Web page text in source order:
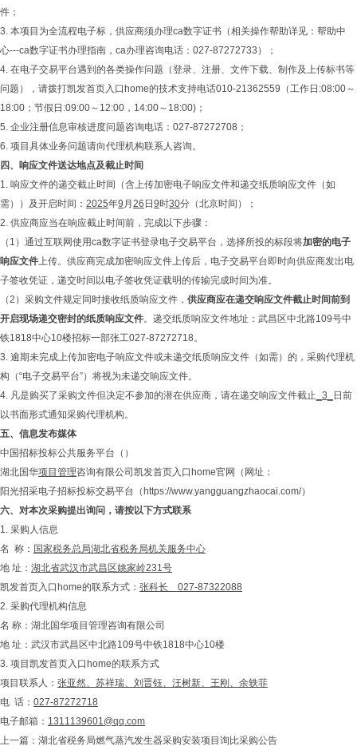
件；
3. 本项目为全流程电子标，供应商须办理ca数字证书（相关操作帮助详见：帮助中
心---ca数字证书办理指南，ca办理咨询电话：027-87272733）；
4. 在电子交易平台遇到的各类操作问题（登录、注册、文件下载、制作及上传标书等
问题），请拨打凯发首页入口home的技术支持电话010-21362559（工作日:08:00～
18:00；节假日:09:00～12:00，14:00～18:00)；
5. 企业注册信息审核进度问题咨询电话：027-87272708；
6. 项目具体业务问题请向代理机构联系人咨询。
四、响应文件送达地点及截止时间
1. 响应文件的递交截止时间（含上传加密电子响应文件和递交纸质响应文件（如
需））及开启时间： 2025年9 月 26 日 9时30分（北京时间）；
2. 供应商应当在响应截止时间前，完成以下步骤：
（1）通过互联网使用ca数字证书登录电子交易平台，选择所投的标段将加密的电子
响应文件上传。供应商完成加密响应文件上传后，电子交易平台即时向供应商发出电
子签收凭证，递交时间以电子签收凭证载明的传输完成时间为准。
（2）采购文件规定同时接收纸质响应文件， 供应商应在递交响应文件截止时间前到
开启现场递交密封的纸质响应文件。递交纸质响应文件地址：武昌区中北路109号中
铁1818中心10楼招标一部张工027-87272718。
3. 逾期未完成上传加密电子响应文件或未递交纸质响应文件（如需）的，采购代理机
构（“电子交易平台”）将视为未递交响应文件。
4. 凡是购买了采购文件但决定不参加的潜在供应商，请在递交响应文件截止 _3_
日前
以书面形式通知采购代理机构。
五、信息发布媒体
中国招标投标公共服务平台（）
湖北国华项目管理咨询有限公司凯发首页入口home官网（网址：
阳光招采电子招标投标交易平台（https://www.yangguangzhaocai.com/）
六、 对本次采购提出询问，请按以下方式联系
1. 采购人信息
名 称： 国家税务总局湖北省税务局机关服务中心
地 址： 湖北省武汉市武昌区姚家岭231号
凯发首页入口home的联系方式： 张科长 027-87322088
2. 采购代理机构信息
名 称：湖北国华项目管理咨询有限公司
地 址：武汉市武昌区中北路109号中铁1818中心10楼
3. 项目凯发首页入口home的联系方式
项目联系人： 张亚然、 苏祥瑞、刘晋钰、汪树新、王刚、余轶菲
电 话： 027-87272718
电子邮箱： 1311139601@qq.com
上一篇： 湖北省税务局燃气蒸汽发生器采购安装项目询比采购公告